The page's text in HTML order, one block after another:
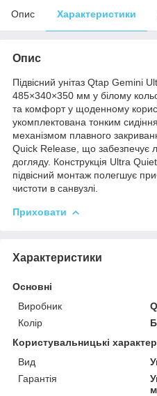
Опис Характеристики
Опис
Підвісний унітаз Qtap Gemini
485×340×350 мм у білому
та комфорт у щоденному
укомплектована тонким
механізмом плавного
Quick Release, що забезпечує
догляду. Конструкція Ultra
підвісний монтаж полегшує
чистоти в санвузлі.
Приховати
Характеристики
Основні
Виробник
Колір
Користувальницькі
Вид
Гарантія